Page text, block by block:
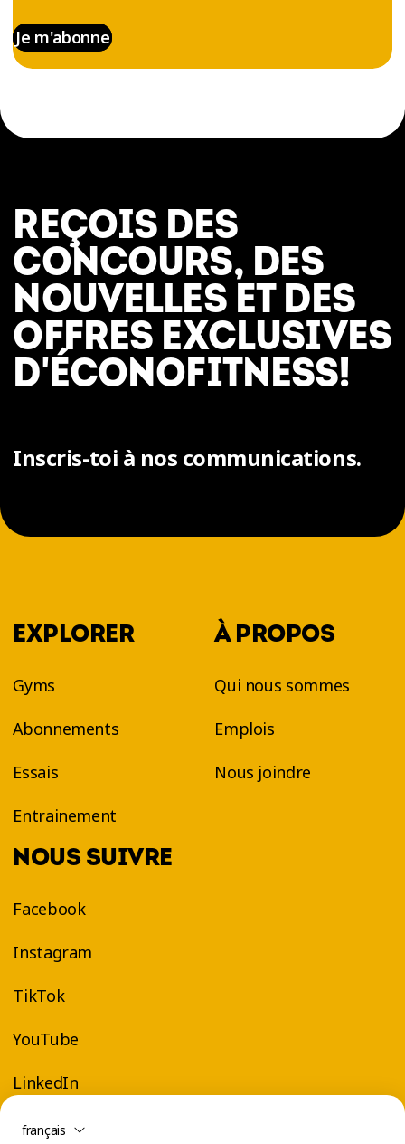
Je m'abonne
REÇOIS DES
CONCOURS, DES
NOUVELLES ET DES
OFFRES EXCLUSIVES
D'ÉCONOFITNESS!
Inscris-toi à nos communications.
EXPLORER
Gyms
Abonnements
Essais
Entrainement
À PROPOS
Qui nous sommes
Emplois
Nous joindre
NOUS SUIVRE
Facebook
Instagram
TikTok
YouTube
LinkedIn
français